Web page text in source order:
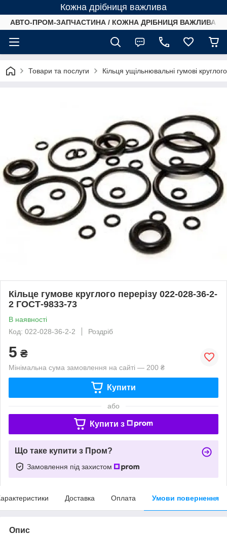
Кожна дрібниця важлива
АВТО-ПРОМ-ЗАПЧАСТИНА / КОЖНА ДРІБНИЦЯ ВАЖЛИВА /
Товари та послуги Кільця ущільнювальні гумові
Кільце гумове круглого перерізу 022-028-36-2-
2 ГОСТ-9833-73
В наявності
Код: 022-028-36-2-2
Роздріб
5 ₴
Мінімальна сума замовлення на сайті — 200 ₴
Купити
або
Купити з
Що таке купити з Пром?
Замовлення під захистом
Доставка Оплата Умови повернення
Опис